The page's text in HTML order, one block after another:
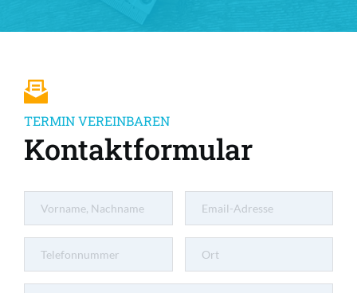
TERMIN VEREINBAREN
Kontaktformular